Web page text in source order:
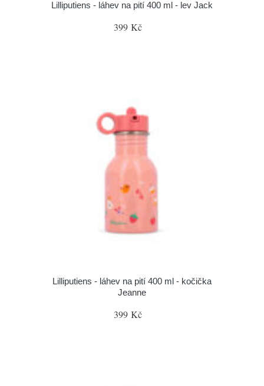
Lilliputiens - láhev na pití 400 ml - lev Jack
399 Kč
Lilliputiens - láhev na pití 400 ml - kočička
Jeanne
399 Kč